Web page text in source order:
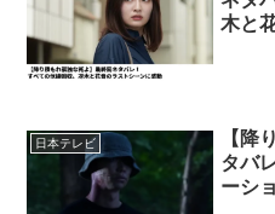
木と
日本テレビ
【降
タバ
ーシ